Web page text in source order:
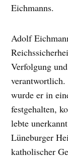
Eichmanns.
Adolf
Verfolgung
wurde er in
festgehalten,
lebte
Lüneburger
katholischer